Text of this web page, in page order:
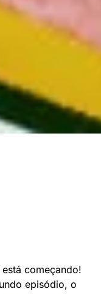
está começando!
episódio, o